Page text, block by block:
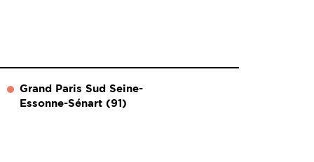
Grand Paris Sud Seine-
Essonne-Sénart (91)